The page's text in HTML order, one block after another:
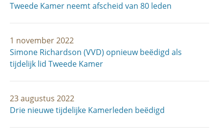
Tweede Kamer neemt afscheid van 80 leden
1 november 2022
Simone Richardson (VVD) opnieuw beëdigd als
tijdelijk lid Tweede Kamer
23 augustus 2022
Drie nieuwe tijdelijke Kamerleden beëdigd